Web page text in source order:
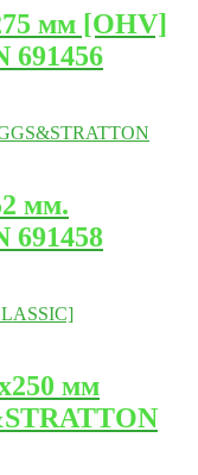
мм [OHV]
691456
мм.
691458
мм